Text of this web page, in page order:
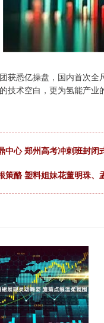
获悉亿操盘，国内首次
技术空白，更为氢能产业
中心 郑州高考冲刺班封闭
策酪 塑料姐妹花董明珠